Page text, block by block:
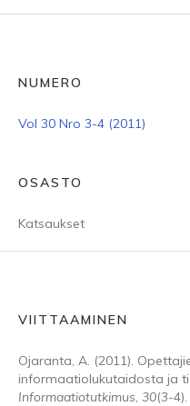
NUMERO
Vol 30 Nro 3-4 (2011)
OSASTO
Katsaukset
VIITTAAMINEN
Ojaranta, A. (2011).
informaatiolukutaidosta ja
Informaatiotutkimus, 30(3-4).